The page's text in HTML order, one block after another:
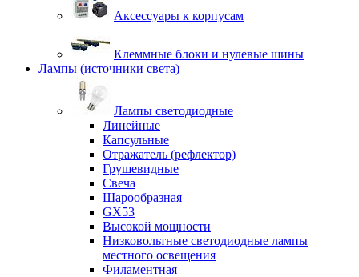
Аксессуары к корпусам
Клеммные блоки и нулевые шины
Лампы (источники света)
Лампы светодиодные
Линейные
Капсульные
Отражатель (рефлектор)
Грушевидные
Свеча
Шарообразная
GX53
Высокой мощности
Низковольтные светодиодные лампы
местного освещения
Филаментная